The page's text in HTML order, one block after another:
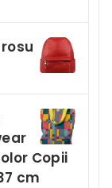
Copii
cm